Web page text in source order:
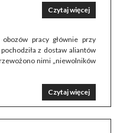
Czytaj więcej
pracy głównie przy
z dostaw aliantów
nimi „niewolników
Czytaj więcej